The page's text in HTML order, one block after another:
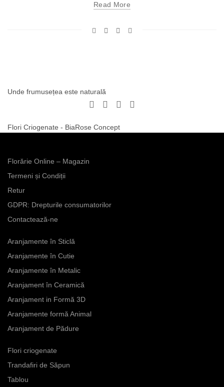
Read More
Unde frumusețea este naturală
Flori Criogenate - BiaRose Concept
Florărie Online – Magazin
Termeni și Condiții
Retur
GDPR: Drepturile consumatorilor
Contactează-ne
Aranjamente în Sticlă
Aranjamente în Cutie
Aranjamente în Metalic
Aranjament în Ceramică
Aranjament in Formă 3D
Aranjamente formă Animal
Aranjament de Pădure
Flori criogenate
Trandafiri de Săpun
Tablou